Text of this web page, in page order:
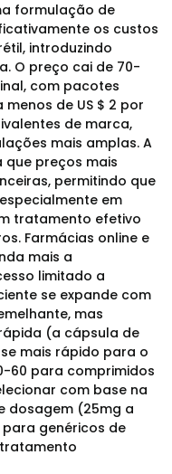
formulação de
os custos
introduzindo
O preço cai de 70-
com pacotes
de US $ 2 por
de marca,
mais amplas. A
que preços mais
permitindo que
em
tratamento efetivo
Farmácias online e
mais a
limitado a
se expande com
mas
(a cápsula de
mais rápido para o
60 para comprimidos
com base na
dosagem (25mg a
genéricos de